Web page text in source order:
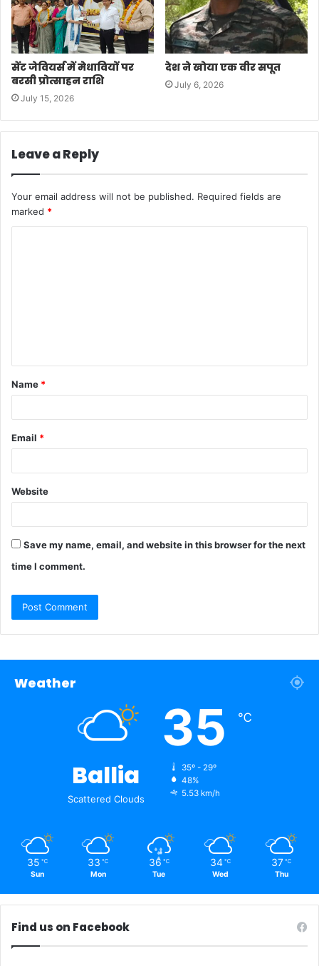
सेंट जेवियर्स में मेधावियों पर
बरसी प्रोत्साहन राशि
July 15, 2026
देश ने खोया एक वीर सपूत
July 6, 2026
Leave a Reply
Your email address will not be published. Required fields are
marked *
t
*
Name *
Email *
Website
Save my name, email, and website in this browser for the next
time I comment.
Weather
Ballia
Scattered Clouds
35 ℃
35º - 29º
48%
5.53 km/h
35 ℃
Sun
33 ℃
Mon
36 ℃
Tue
34 ℃
Wed
37 ℃
Thu
Find us on Facebook